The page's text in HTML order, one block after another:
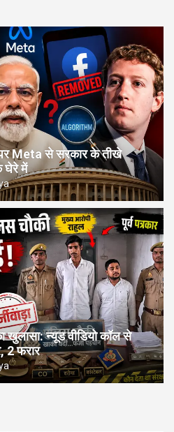
पर Meta से सरकार के तीखे
घेरे में
खुलासा: न्यूड वीडियो कॉल से
2 फरार